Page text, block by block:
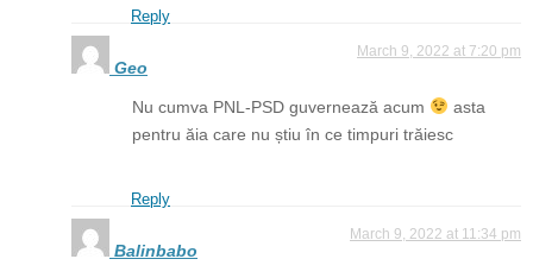
Reply
Geo
March 9, 2022 at 7:20 pm
Nu cumva PNL-PSD guvernează acum
asta
pentru ăia care nu știu în ce timpuri trăiesc
Reply
Balinbabo
March 9, 2022 at 11:34 pm